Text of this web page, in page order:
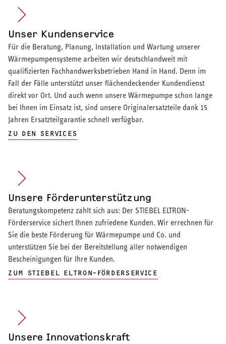
Unser Kundenservice
Für die Beratung, Planung, Installation und Wartung unserer
Wärmepumpensysteme arbeiten wir deutschlandweit mit
qualifizierten Fachhandwerksbetrieben Hand in Hand. Denn im
Fall der Fälle unterstützt unser flächendeckender Kundendienst
direkt vor Ort. Und auch wenn unsere Wärmepumpe schon lange
bei Ihnen im Einsatz ist, sind unsere Originalersatzteile dank 15
Jahren Ersatzteilgarantie schnell verfügbar.
ZU DEN SERVICES
Unsere Förderunterstützung
Beratungskompetenz zahlt sich aus: Der STIEBEL ELTRON-
Förderservice sichert Ihnen zufriedene Kunden. Wir errechnen für
Sie die beste Förderung für Wärmepumpe und Co. und
unterstützen Sie bei der Bereitstellung aller notwendigen
Bescheinigungen für Ihre Kunden.
ZUM STIEBEL ELTRON-FÖRDERSERVICE
Unsere Innovationskraft